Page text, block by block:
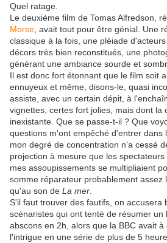
Quel ratage.
Le deuxième film de Tomas Alfredson,
Morse , avait tout pour être génial. Une
classique à la fois, une pléiade
décors très bien reconstitués, une
générant une ambiance sourde et
Il est donc fort étonnant que le film soit
ennuyeux et même, disons-le, quasi
assiste, avec un certain dépit, à
vignettes, certes fort jolies, mais dont la
inexistante. Que se passe-t-il ? Que
questions m'ont empêché d'entrer dans
mon degré de concentration n'a cessé
projection à mesure que les
mes assoupissements se multipliaient
somme réparateur probablement assez
qu'au son de La mer
S'il faut trouver des fautifs, on accusera
scénaristes qui ont tenté de résumer un
abscons en 2h, alors que la BBC avait
l'intrigue en une série de plus de 5